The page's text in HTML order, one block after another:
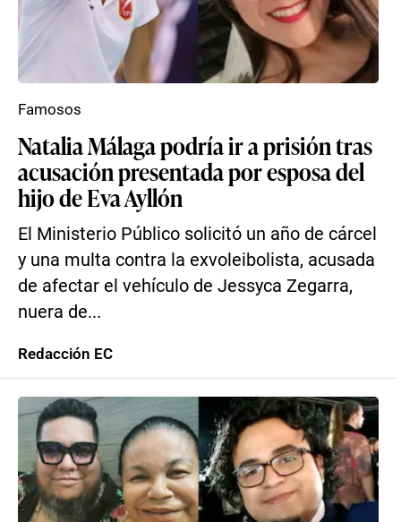
Natalia Málaga podría ir a prisión tras
acusación presentada por esposa del
hijo de Eva Ayllón
El Ministerio Público solicitó un año de cárcel
y una multa contra la exvoleibolista, acusada
de afectar el vehículo de Jessyca Zegarra,
nuera de...
Famosos
Redacción EC